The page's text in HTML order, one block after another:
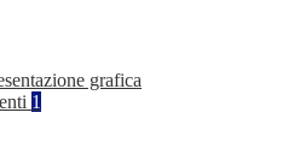
grafica
1